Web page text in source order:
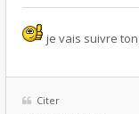
je vais suivre
Citer